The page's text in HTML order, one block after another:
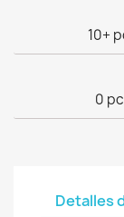
10+
0
Detalles